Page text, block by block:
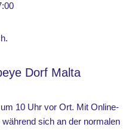
Dorf Malta
10 Uhr vor Ort. Mit Online-
sich an der normalen